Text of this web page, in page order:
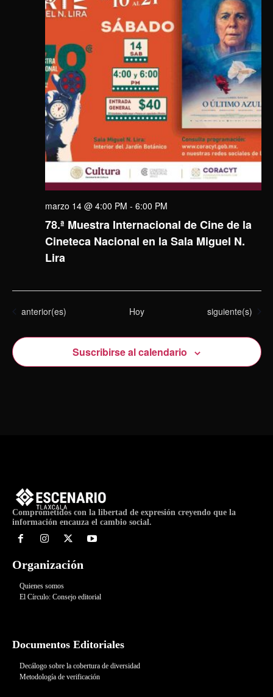
78.ª Muestra Internacional de Cine de la
Cineteca Nacional en la Sala Miguel N.
Lira
marzo 14 @ 4:00 PM - 6:00 PM
Eventos
anterior(es) Hoy Eventos
siguiente(s)
Suscribirse al calendario
Comprometidos con la libertad de expresión creyendo que la
información encauza el cambio social.
Organización
Quienes somos
El Círculo: Consejo editorial
Documentos Editoriales
Decálogo sobre la cobertura de diversidad
Metodología de verificación